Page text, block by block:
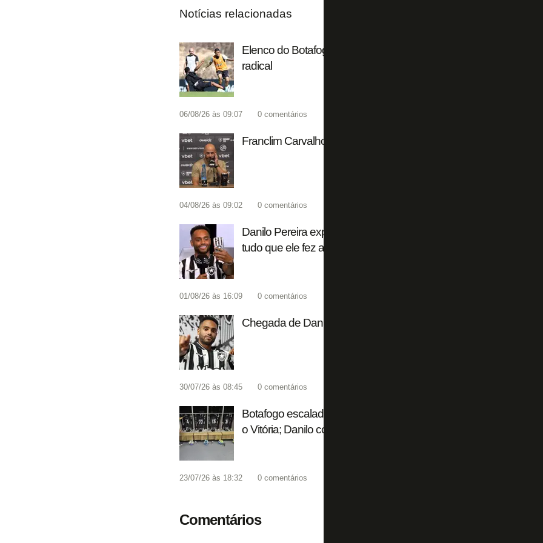
Notícias relacionadas
Elenco do Botafogo mostra para Franclim Carvalho que é
radical
06/08/26 às 09:07 0 comentários
Franclim Carvalho terá problemas no Botafogo, mas vai ficar
04/08/26 às 09:02 0 comentários
Danilo Pereira explica escolha pela 9 e não pede a 99 em
tudo que ele fez aqui no Botafogo'
01/08/26 às 16:09 0 comentários
Chegada de Danilo Pereira anima Botafogo. Mas é preciso
30/07/26 às 08:45 0 comentários
Botafogo escalado com Warleson e voltas de Montoro e Arthur
o Vitória; Danilo começa no banco
23/07/26 às 18:32 0 comentários
Comentários